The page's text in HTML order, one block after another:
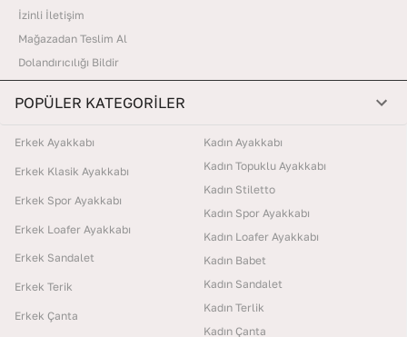
İzinli İletişim
Mağazadan Teslim Al
Dolandırıcılığı Bildir
POPÜLER KATEGORİLER
Erkek Ayakkabı
Erkek Klasik Ayakkabı
Erkek Spor Ayakkabı
Erkek Loafer Ayakkabı
Erkek Sandalet
Erkek Terik
Erkek Çanta
Kadın Ayakkabı
Kadın Topuklu Ayakkabı
Kadın Stiletto
Kadın Spor Ayakkabı
Kadın Loafer Ayakkabı
Kadın Babet
Kadın Sandalet
Kadın Terlik
Kadın Çanta